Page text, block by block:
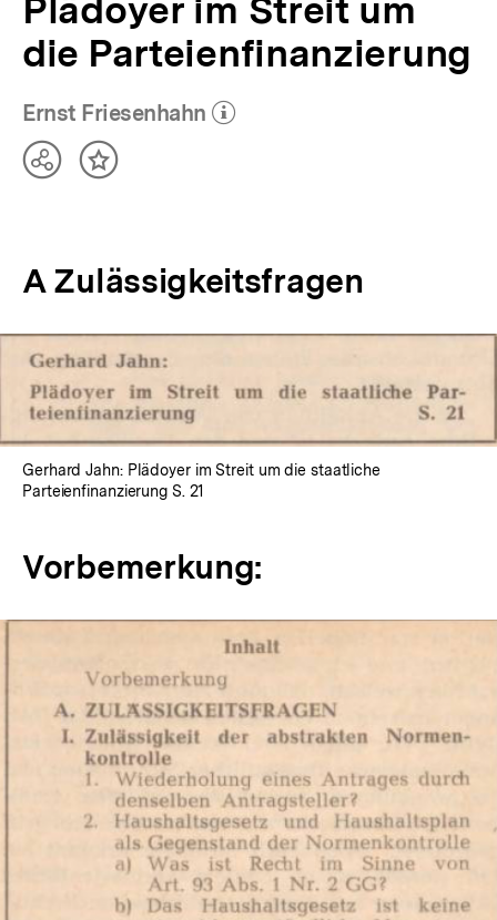
Plädoyer im Streit um
die Parteienfinanzierung
Ernst Friesenhahn
(Mehr zum Autor)
TeilenInhalt
A Zulässigkeitsfragen
In
öffnen
Gerhard Jahn: Plädoyer im Streit um die staatliche
Parteienfinanzierung S. 21
Vorbemerkung: